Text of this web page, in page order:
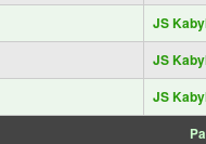
JS
JS
JS